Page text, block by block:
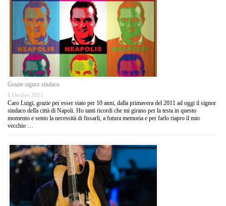
Grazie signor sindaco
6 Ottobre 2021
Caro Luigi, grazie per esser stato per 10 anni, dalla primavera del 2011 ad oggi il signor
sindaco della città di Napoli. Ho tanti ricordi che mi girano per la testa in questo
momento e sento la necessità di fissarli, a futura memoria e per farlo riapro il mio
vecchio …